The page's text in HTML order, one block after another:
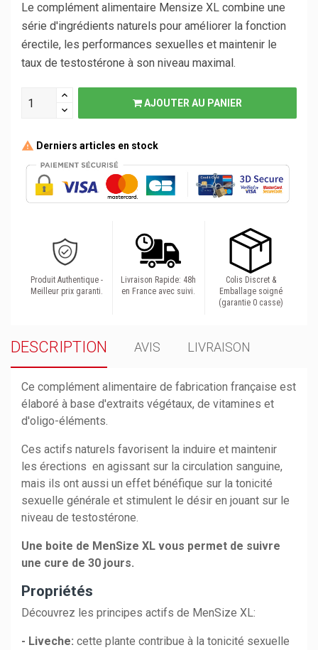
Le complément alimentaire Mensize XL combine une
série d'ingrédients naturels pour améliorer la fonction
érectile, les performances sexuelles et maintenir le
taux de testostérone à son niveau maximal.
AJOUTER AU PANIER
Derniers articles en stock
Produit Authentique -
Meilleur prix garanti.
Livraison Rapide: 48h
en France avec suivi.
Colis Discret &
Emballage soigné
(garantie 0 casse)
DESCRIPTION AVIS LIVRAISON
Ce complément alimentaire de fabrication française est
élaboré à base d'extraits végétaux, de vitamines et
d'oligo-éléments.
Ces actifs naturels favorisent la induire et maintenir
les érections en agissant sur la circulation sanguine,
mais ils ont aussi un effet bénéfique sur la tonicité
sexuelle générale et stimulent le désir en jouant sur le
niveau de testostérone.
Une boite de MenSize XL vous permet de suivre
une cure de 30 jours.
Propriétés
Découvrez les principes actifs de MenSize XL:
- Liveche: cette plante contribue à la tonicité sexuelle